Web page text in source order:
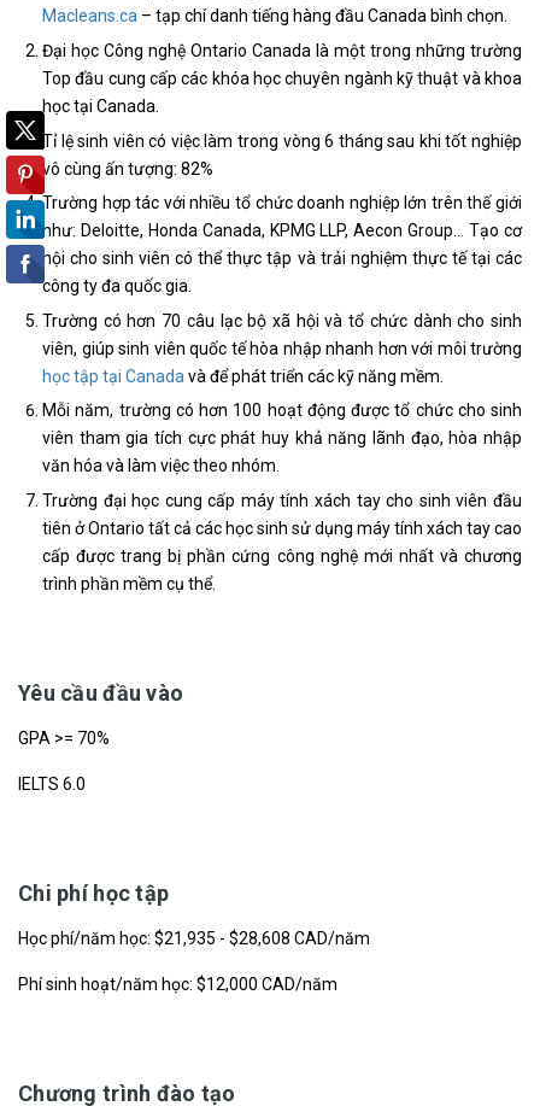
Macleans.ca – tạp chí danh tiếng hàng đầu Canada bình chọn.
Đại học Công nghệ Ontario Canada là một trong những trường
Top đầu cung cấp các khóa học chuyên ngành kỹ thuật và khoa
học tại Canada.
Tỉ lệ sinh viên có việc làm trong vòng 6 tháng sau khi tốt nghiệp
vô cùng ấn tượng: 82%
Trường hợp tác với nhiều tổ chức doanh nghiệp lớn trên thế giới
như: Deloitte, Honda Canada, KPMG LLP, Aecon Group… Tạo cơ
hội cho sinh viên có thể thực tập và trải nghiệm thực tế tại các
công ty đa quốc gia.
Trường có hơn 70 câu lạc bộ xã hội và tổ chức dành cho sinh
viên, giúp sinh viên quốc tế hòa nhập nhanh hơn với môi trường
học tập tại Canada và để phát triển các kỹ năng mềm.
Mỗi năm, trường có hơn 100 hoạt động được tổ chức cho sinh
viên tham gia tích cực phát huy khả năng lãnh đạo, hòa nhập
văn hóa và làm việc theo nhóm.
Trường đại học cung cấp máy tính xách tay cho sinh viên đầu
tiên ở Ontario tất cả các học sinh sử dụng máy tính xách tay cao
cấp được trang bị phần cứng công nghệ mới nhất và chương
trình phần mềm cụ thể.
Yêu cầu đầu vào
GPA >= 70%
IELTS 6.0
Chi phí học tập
Học phí/năm học: $21,935 - $28,608 CAD/năm
Phí sinh hoạt/năm học: $12,000 CAD/năm
Chương trình đào tạo